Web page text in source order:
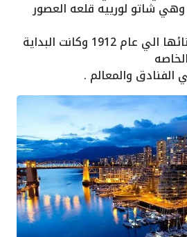
وهيشاتو لورييه قلعه العصور
التي يرجع تاريخ بنائها الي عام 1912 وكانت البداية
الفنادق والمعالم .